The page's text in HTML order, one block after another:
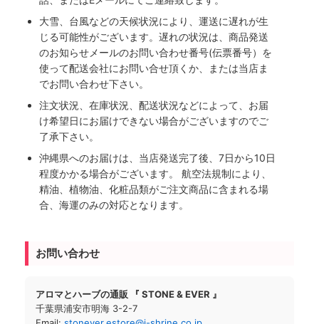
大雪、台風などの天候状況により、運送に遅れが生
じる可能性がございます。遅れの状況は、商品発送
のお知らせメールのお問い合わせ番号(伝票番号）を
使って配送会社にお問い合せ頂くか、または当店ま
でお問い合わせ下さい。
注文状況、在庫状況、配送状況などによって、お届
け希望日にお届けできない場合がございますのでご
了承下さい。
沖縄県へのお届けは、当店発送完了後、7日から10日
程度かかる場合がございます。 航空法規制により、
精油、植物油、化粧品類がご注文商品に含まれる場
合、海運のみの対応となります。
お問い合わせ
アロマとハーブの通販 『 STONE & EVER 』
千葉県浦安市明海 3-2-7